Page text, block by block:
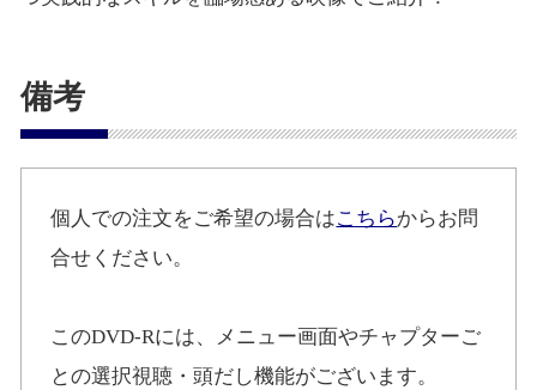
備考
個人での注文をご希望の場合はこちらからお問
合せください。
このDVD-Rには、メニュー画面やチャプターご
との選択視聴・頭だし機能がございます。